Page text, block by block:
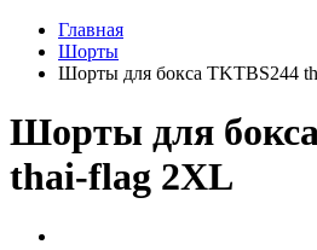
Главная
Шорты
Шорты для бокса TKTBS244
Шорты для
thai-flag 2XL